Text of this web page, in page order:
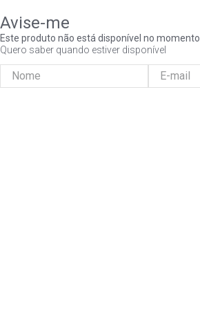
Este produto não está disponível no momento
Quero saber quando estiver disponível